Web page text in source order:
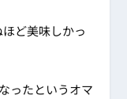
ど美味しかっ
ったというオマ